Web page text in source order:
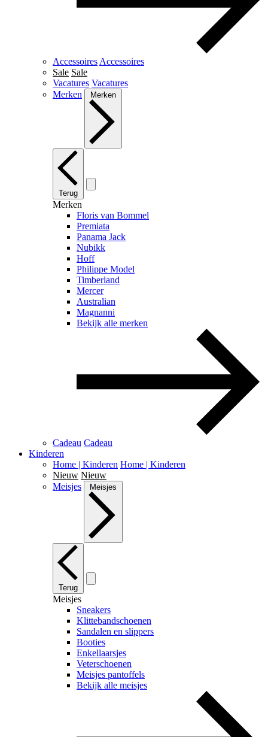
Accessoires Accessoires
Sale Sale
Vacatures Vacatures
Merken
Merken
Terug
Merken
Floris van Bommel
Premiata
Panama Jack
Nubikk
Hoff
Philippe Model
Timberland
Mercer
Australian
Magnanni
Bekijk alle merken
Cadeau Cadeau
Kinderen
Home | Kinderen Home | Kinderen
Nieuw Nieuw
Meisjes
Meisjes
Terug
Meisjes
Sneakers
Klittebandschoenen
Sandalen en slippers
Booties
Enkellaarsjes
Veterschoenen
Meisjes pantoffels
Bekijk alle meisjes